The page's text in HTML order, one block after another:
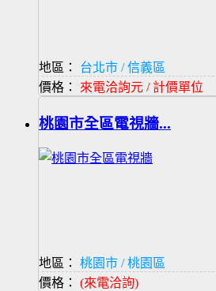
地區：
台北市 / 信義區
價格： 來電洽詢元 / 計價單位
桃園市全區電視牆...
地區：
桃園市 / 桃園區
價格： (來電洽詢)